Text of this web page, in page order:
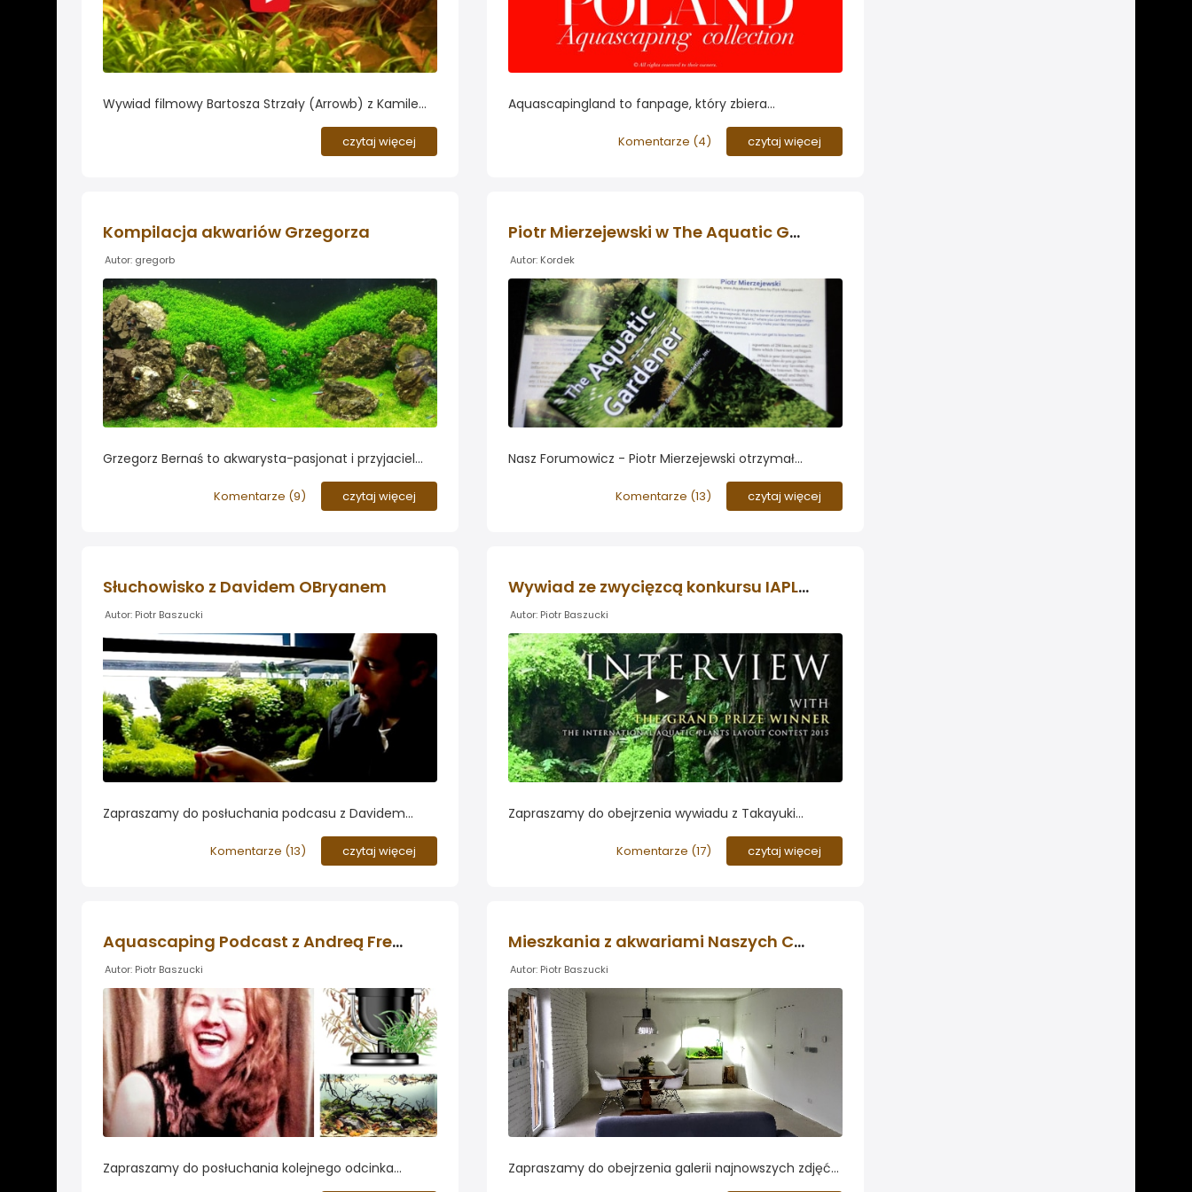
Wywiad filmowy Bartosza Strzały (Arrowb) z Kamilem
czytaj więcej
Aquascapingland to fanpage, który zbiera
Przygotowano także odrębną galerię poświęconą
polskim akwariom. Zapraszamy do obejrzenia
Komentarze (4) czytaj więcej
Kompilacja akwariów Grzegorza
Autor: gregorb
Grzegorz Bernaś to akwarysta-pasjonat i przyjaciel
niego a efektem zdobytego doświadczenia jest
przepiękna kompilacja akwariów roślinnych, do której
Komentarze (9) czytaj więcej
Piotr Mierzejewski w The Aquatic Gardener
Autor: Kordek
Nasz Forumowicz - Piotr Mierzejewski otrzymał
akwarystycznej w magazynie The Aquatic Gardener...
Komentarze (13) czytaj więcej
Słuchowisko z Davidem OBryanem
Autor: Piotr Baszucki
Zapraszamy do posłuchania podcasu z Davidem
ropopularyzował stosowanie wody utlenionej jako
środka na glony w akwarium. Słuchowisko porusza
Komentarze (13) czytaj więcej
Wywiad ze zwycięzcą konkursu IAPLC 2015
Autor: Piotr Baszucki
Zapraszamy do obejrzenia wywiadu z Takayuki
International Aquatic Plants Layout Contest...
Komentarze (17) czytaj więcej
Aquascaping Podcast z Andreą Freel
Autor: Piotr Baszucki
Zapraszamy do posłuchania kolejnego odcinka
Mieszkania z akwariami Naszych Czytelników
Autor: Piotr Baszucki
Zapraszamy do obejrzenia galerii najnowszych zdjęć